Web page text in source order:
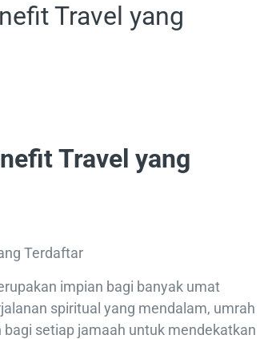
Travel yang
Travel yang
Terdaftar
impian bagi banyak umat
spiritual yang mendalam, umrah
setiap jamaah untuk mendekatkan